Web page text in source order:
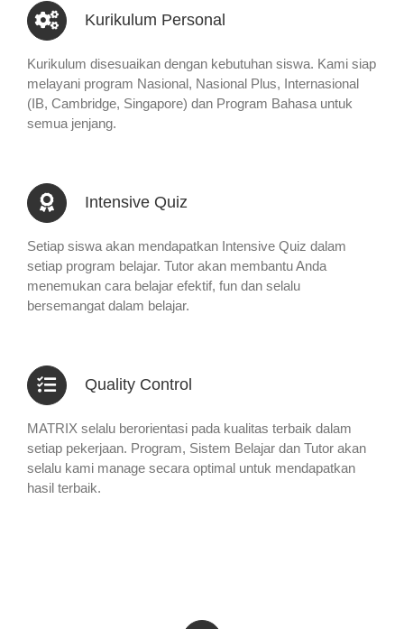
Kurikulum Personal
Kurikulum disesuaikan dengan kebutuhan siswa. Kami siap
melayani program Nasional, Nasional Plus, Internasional
(IB, Cambridge, Singapore) dan Program Bahasa untuk
semua jenjang.
Intensive Quiz
Setiap siswa akan mendapatkan Intensive Quiz dalam
setiap program belajar. Tutor akan membantu Anda
menemukan cara belajar efektif, fun dan selalu
bersemangat dalam belajar.
Quality Control
MATRIX selalu berorientasi pada kualitas terbaik dalam
setiap pekerjaan. Program, Sistem Belajar dan Tutor akan
selalu kami manage secara optimal untuk mendapatkan
hasil terbaik.